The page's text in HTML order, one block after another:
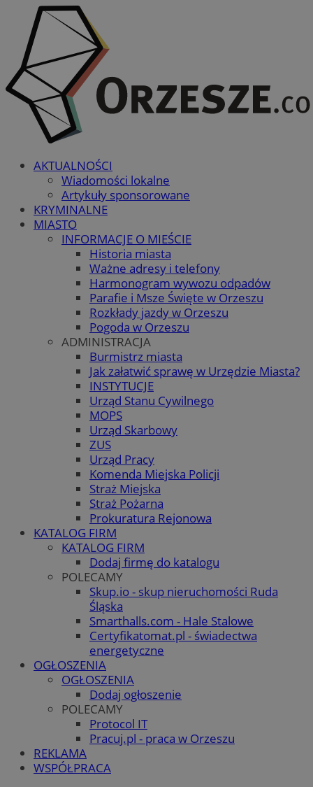
AKTUALNOŚCI
Wiadomości lokalne
Artykuły sponsorowane
KRYMINALNE
MIASTO
INFORMACJE O MIEŚCIE
Historia miasta
Ważne adresy i telefony
Harmonogram wywozu odpadów
Parafie i Msze Święte w Orzeszu
Rozkłady jazdy w Orzeszu
Pogoda w Orzeszu
ADMINISTRACJA
Burmistrz miasta
Jak załatwić sprawę w Urzędzie Miasta?
INSTYTUCJE
Urząd Stanu Cywilnego
MOPS
Urząd Skarbowy
ZUS
Urząd Pracy
Komenda Miejska Policji
Straż Miejska
Straż Pożarna
Prokuratura Rejonowa
KATALOG FIRM
KATALOG FIRM
Dodaj firmę do katalogu
POLECAMY
Skup.io - skup nieruchomości Ruda
Śląska
Smarthalls.com - Hale Stalowe
Certyfikatomat.pl - świadectwa
energetyczne
OGŁOSZENIA
OGŁOSZENIA
Dodaj ogłoszenie
POLECAMY
Protocol IT
Pracuj.pl - praca w Orzeszu
REKLAMA
WSPÓŁPRACA